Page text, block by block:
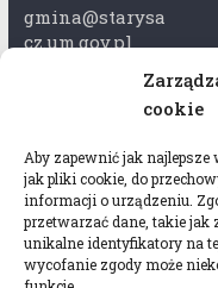
cookie
Aby zapewnić jak
jak pliki cookie, do
informacji o urządzeniu.
przetwarzać dane, takie jak
unikalne identyfikatory na
wycofanie zgody może
gmina@starysa
cz.um.gov.pl
Adres skrzynki
rytka
Adres do e-
Doręczeń:
AEL-97528-